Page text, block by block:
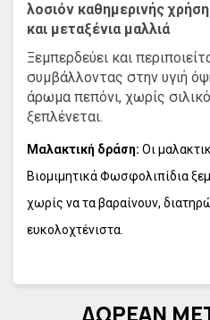
λοσιόν καθημερινής
και μεταξένια μαλλιά
Ξεμπερδεύει και
συμβάλλοντας στην υγιή
άρωμα πεπόνι, χωρίς
ξεπλένεται.
Μαλακτική δράση: Οι
Βιομιμητικά Φωσφολιπίδια
χωρίς να τα βαραίνουν,
ευκολοχτένιστα.
Προβιταμίνη Β5
χαρίζοντας λάμψη και
ΔΩΡΕΑΝ